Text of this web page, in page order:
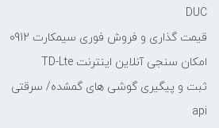
DUC
قیمت گذاری و فروش فوری سیمکارت 0912
امکان سنجی آنلاین اینترنت TD-Lte
ثبت و پیگیری گوشی های گمشده/ سرقتی
api